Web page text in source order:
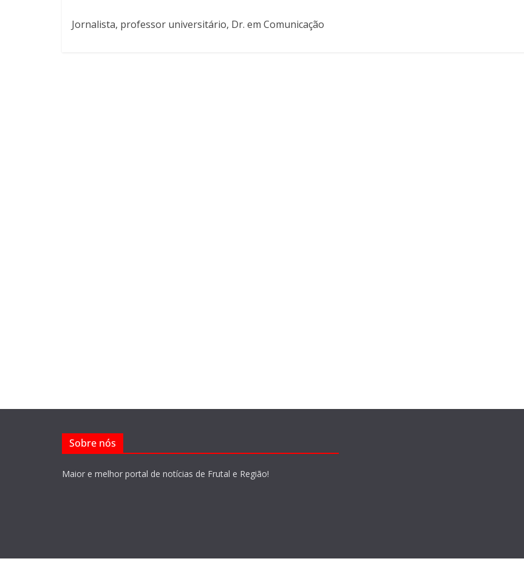
Jornalista, professor universitário, Dr. em Comunicação
Sobre nós
Maior e melhor portal de notícias de Frutal e Região!